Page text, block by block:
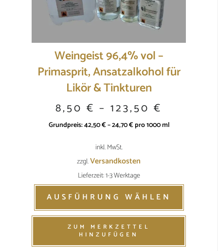
Weingeist 96,4% vol –
Primasprit, Ansatzalkohol für
Likör & Tinkturen
8,50 € – 123,50 €
Grundpreis:42,50€–24,70€pro1000ml
inkl. MwSt.
zzgl.Versandkosten
Lieferzeit: 1-3 Werktage
AUSFÜHRUNG WÄHLEN
ZUM MERKZETTEL
HINZUFÜGEN